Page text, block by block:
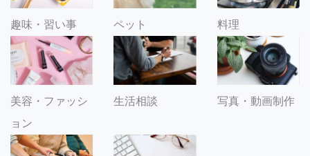
趣味・習い事 ペット 料理
美容・ファッシ
ョン
生活相談 写真・動画制作